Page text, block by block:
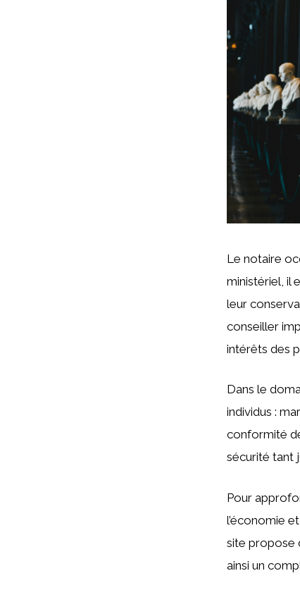
Le notaire
ministériel, il
leur
conseiller
intérêts des
Dans le
individus :
conformité
sécurité tant
Pour
l’économie
site propose
ainsi un